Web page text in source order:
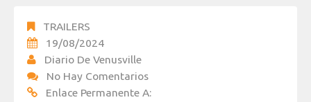
TRAILERS
19/08/2024
Diario De Venusville
No Hay Comentarios
Enlace Permanente A: